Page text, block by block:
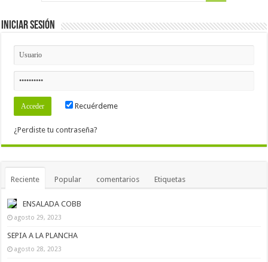
Iniciar Sesión
Recuérdeme
¿Perdiste tu contraseña?
Reciente Popular comentarios Etiquetas
ENSALADA COBB
agosto 29, 2023
SEPIA A LA PLANCHA
agosto 28, 2023